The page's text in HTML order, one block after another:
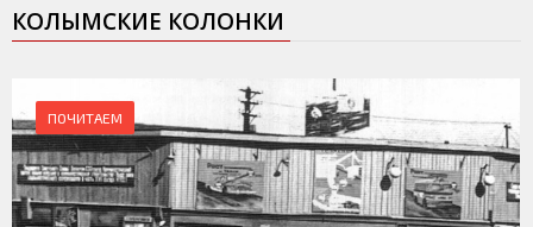
КОЛЫМСКИЕ КОЛОНКИ
ПОЧИТАЕМ